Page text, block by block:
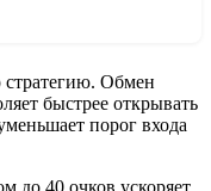
стратегию. Обмен
быстрее открывать
порог входа
до 40 очков ускоряет